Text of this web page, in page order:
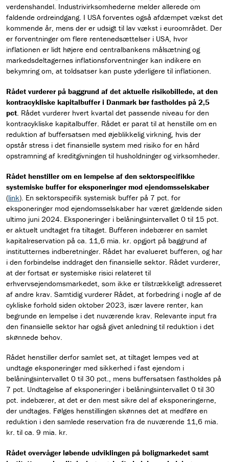
verdenshandel. Industrivirksomhederne melder allerede om
faldende ordreindgang. I USA forventes også afdæmpet vækst det
kommende år, mens der er udsigt til lav vækst i euroområdet. Der
er forventninger om flere rentenedsættelser i USA, hvor
inflationen er lidt højere end centralbankens målsætning og
markedsdeltagernes inflationsforventninger kan indikere en
bekymring om, at toldsatser kan puste yderligere til inflationen.
Rådet vurderer på baggrund af det aktuelle risikobillede, at den
kontracykliske kapitalbuffer i Danmark bør fastholdes på 2,5
pct . Rådet vurderer hvert kvartal det passende niveau for den
kontracykliske kapitalbuffer. Rådet er parat til at henstille om en
reduktion af buffersatsen med øjeblikkelig virkning, hvis der
opstår stress i det finansielle system med risiko for en hård
opstramning af kreditgivningen til husholdninger og virksomheder.
Rådet henstiller om en lempelse af den sektorspecifikke
systemiske buffer for eksponeringer mod ejendomsselskaber
(link). En sektorspecifik systemisk buffer på 7 pct. for
eksponeringer mod ejendomsselskaber har været gældende siden
ultimo juni 2024. Eksponeringer i belåningsintervallet 0 til 15 pct.
er aktuelt undtaget fra tiltaget. Bufferen indebærer en samlet
kapitalreservation på ca. 11,6 mia. kr. opgjort på baggrund af
institutternes indberetninger. Rådet har evalueret bufferen, og har
i den forbindelse inddraget den finansielle sektor. Rådet vurderer,
at der fortsat er systemiske risici relateret til
erhvervsejendomsmarkedet, som ikke er tilstrækkeligt adresseret
af andre krav. Samtidig vurderer Rådet, at forbedring i nogle af de
cykliske forhold siden oktober 2023, især lavere renter, kan
begrunde en lempelse i det nuværende krav. Relevante input fra
den finansielle sektor har også givet anledning til reduktion i det
skønnede behov.
Rådet henstiller derfor samlet set, at tiltaget lempes ved at
undtage eksponeringer med sikkerhed i fast ejendom i
belåningsintervallet 0 til 30 pct., mens buffersatsen fastholdes på
7 pct. Undtagelse af eksponeringer i belåningsintervallet 0 til 30
pct. indebærer, at det er den mest sikre del af eksponeringerne,
der undtages. Følges henstillingen skønnes det at medføre en
reduktion i den samlede reservation fra de nuværende 11,6 mia.
kr. til ca. 9 mia. kr.
Rådet overvåger løbende udviklingen på boligmarkedet samt